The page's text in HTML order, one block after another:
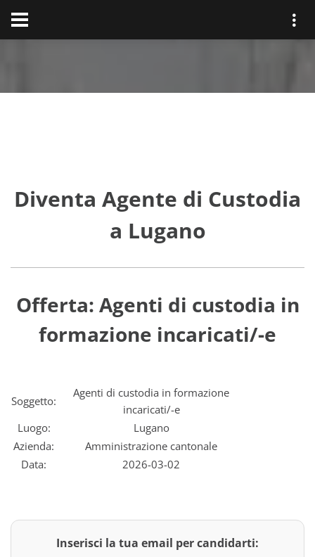
Diventa Agente di Custodia
a Lugano
Offerta: Agenti di custodia in
formazione incaricati/-e
Soggetto:
Agenti di custodia in formazione
incaricati/-e
Luogo:
Lugano
Azienda:
Amministrazione cantonale
Data:
2026-03-02
Inserisci la tua email per candidarti: